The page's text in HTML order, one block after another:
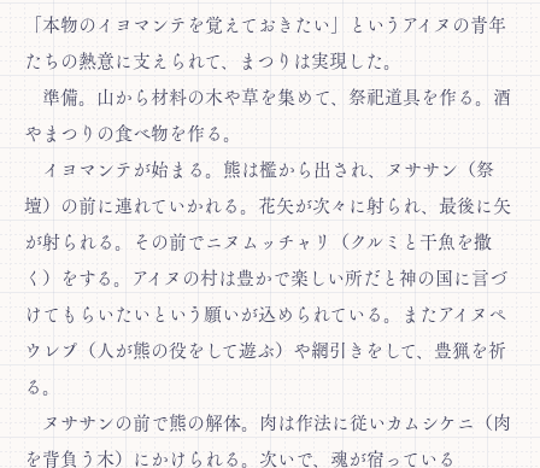
「本物のイヨマンテを覚えておきたい」というアイヌの青年
たちの熱意に支えられて、まつりは実現した。
準備。山から材料の木や草を集めて、祭祀道具を作る。酒
やまつりの食べ物を作る。
イヨマンテが始まる。熊は檻から出され、ヌササン（祭
壇）の前に連れていかれる。花矢が次々に射られ、最後に矢
が射られる。その前でニヌムッチャリ（クルミと干魚を撒
く）をする。アイヌの村は豊かで楽しい所だと神の国に言づ
けてもらいたいという願いが込められている。またアイヌペ
ウレプ（人が熊の役をして遊ぶ）や網引きをして、豊猟を祈
る。
ヌササンの前で熊の解体。肉は作法に従いカムシケニ（肉
を背負う木）にかけられる。次いで、魂が宿っている